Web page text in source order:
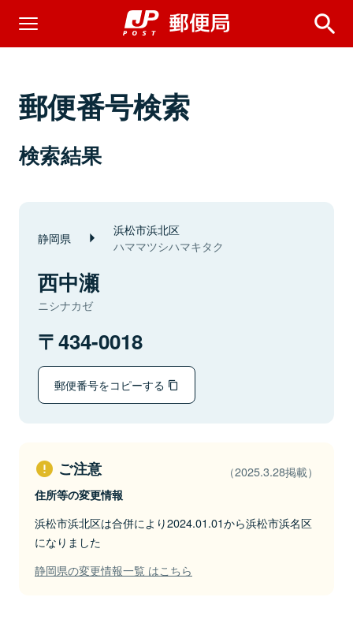
郵便番号検索
検索結果
静岡県 浜松市浜北区
ハママツシハマキタク
西中瀬
ニシナカゼ
434-0018
郵便番号をコピーする
ご注意 （2025.3.28掲載）
住所等の変更情報
浜松市浜北区は合併により2024.01.01から浜松市浜名区
になりました
静岡県の変更情報一覧 はこちら